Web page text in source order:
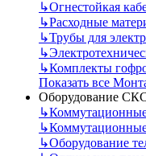
↳Огнестойкая
↳Расходные
↳Трубы для
↳
↳Комплекты
Показать все
Оборудование
↳
↳Коммутационные
↳Оборудование